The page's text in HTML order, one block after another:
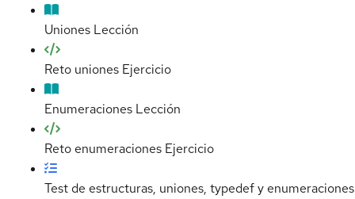
Uniones Lección
Reto uniones Ejercicio
Enumeraciones Lección
Reto enumeraciones Ejercicio
Test de estructuras, uniones, typedef y enumeraciones